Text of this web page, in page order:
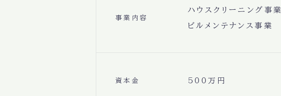
事業内容
ハウスクリーニング事業
ビルメンテナンス事業
資本金 500万円